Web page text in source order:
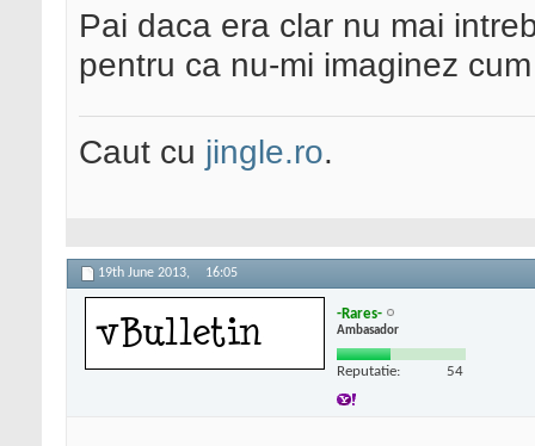
Pai daca era clar nu mai
pentru ca nu-mi imaginez
Caut cu jingle.ro.
19th June 2013, 16:05
-Rares-
Ambasador
Reputatie: 54